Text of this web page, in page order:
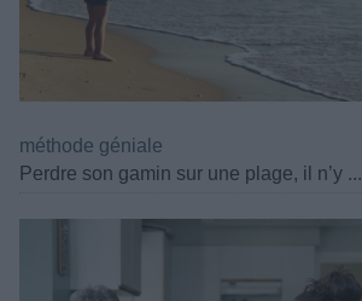
méthode géniale
Perdre son gamin sur une plage, il n’y ...